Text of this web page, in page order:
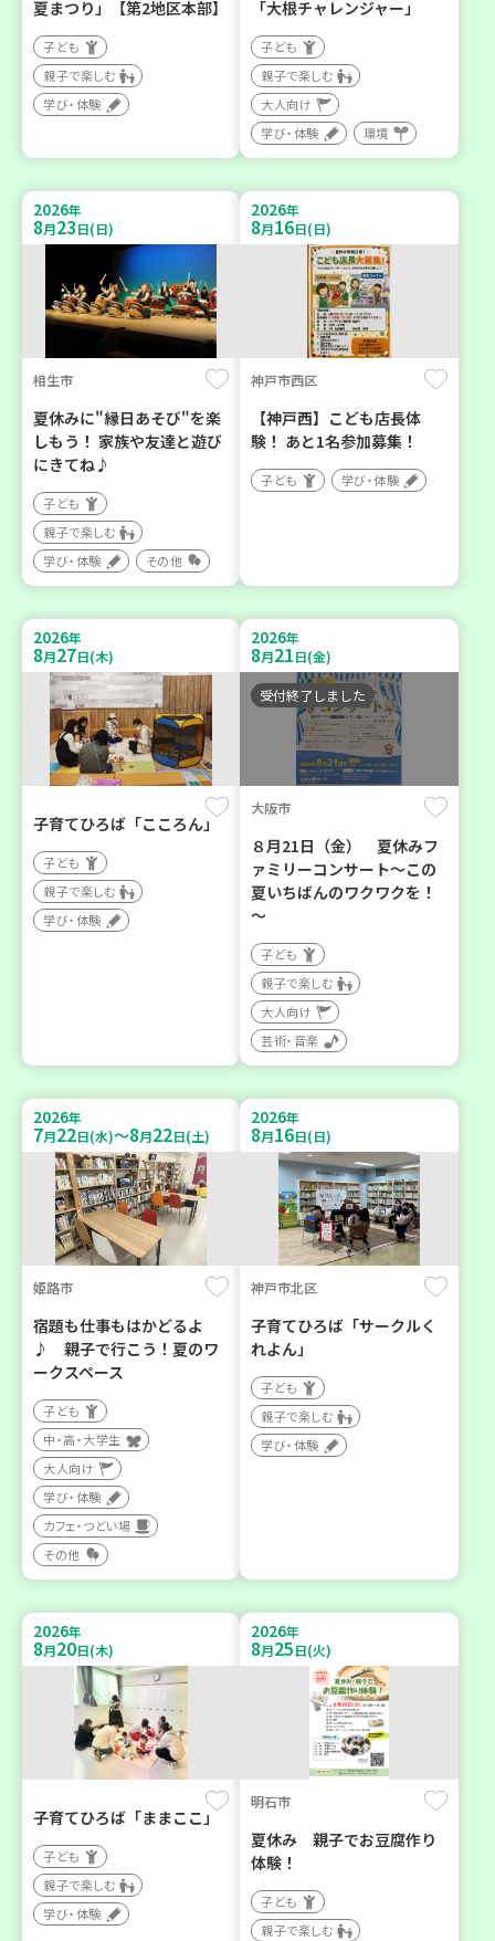
夏まつり」【第2地区本部】
子ども
親子で楽しむ
学び・体験
「大根チャレンジャー」
子ども
親子で楽しむ
大人向け
学び・体験
環境
2026年
8月23日(日)
相生市
夏休みに"縁日あそび"を楽
しもう！ 家族や友達と遊び
にきてね♪
子ども
親子で楽しむ
学び・体験
その他
2026年
8月16日(日)
神戸市西区
【神戸西】こども店長体
験！ あと1名参加募集！
子ども 学び・体験
2026年
8月27日(木)
子育てひろば「こころん」
子ども
親子で楽しむ
学び・体験
2026年
8月21日(金)
受付終了しました
大阪市
８月21日（金） 夏休みフ
ァミリーコンサート～この
夏いちばんのワクワクを！
～
子ども
親子で楽しむ
大人向け
芸術・音楽
2026年
7月22日(水)～8月22日(土)
姫路市
宿題も仕事もはかどるよ
♪ 親子で行こう！夏のワ
ークスペース
子ども
中・高・大学生
大人向け
学び・体験
カフェ・つどい場
その他
2026年
8月16日(日)
神戸市北区
子育てひろば「サークルく
れよん」
子ども
親子で楽しむ
学び・体験
2026年
8月20日(木)
子育てひろば「ままここ」
子ども
親子で楽しむ
学び・体験
2026年
8月25日(火)
明石市
夏休み 親子でお豆腐作り
体験！
子ども
親子で楽しむ